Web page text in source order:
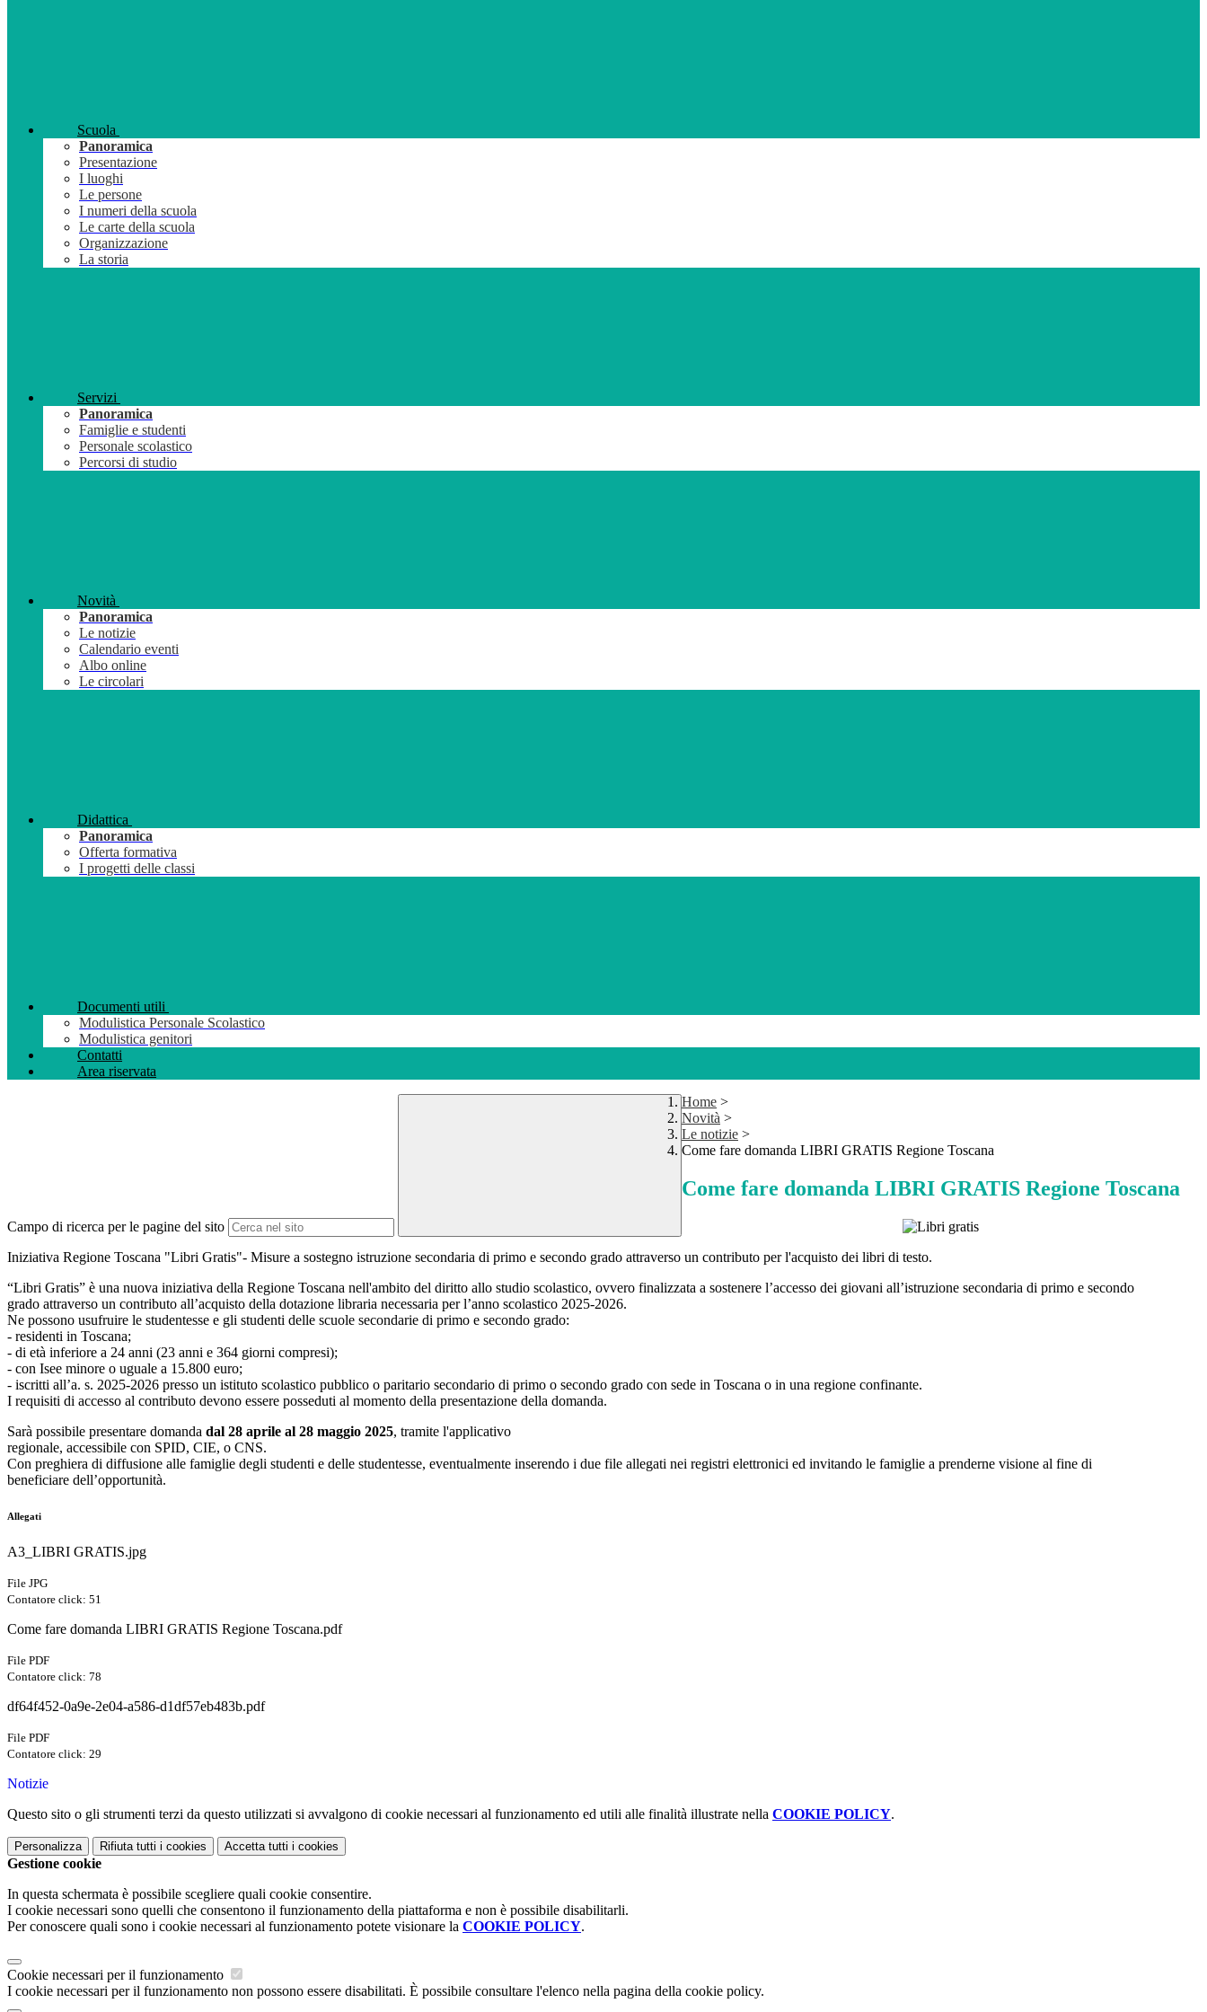
Scuola
Panoramica
Presentazione
I luoghi
Le persone
I numeri della scuola
Le carte della scuola
Organizzazione
La storia
Servizi
Panoramica
Famiglie e studenti
Personale scolastico
Percorsi di studio
Novità
Panoramica
Le notizie
Calendario eventi
Albo online
Le circolari
Didattica
Panoramica
Offerta formativa
I progetti delle classi
Documenti utili
Modulistica Personale Scolastico
Modulistica genitori
Contatti
Area riservata
Campo di ricerca per le pagine del sito
Home >
Novità >
Le notizie >
Come fare domanda LIBRI GRATIS Regione Toscana
Come fare domanda LIBRI GRATIS Regione Toscana
Iniziativa Regione Toscana "Libri Gratis"- Misure a sostegno istruzione secondaria di primo e secondo grado attraverso un contributo per l'acquisto dei libri di testo.
“Libri Gratis” è una nuova iniziativa della Regione Toscana nell'ambito del diritto allo studio scolastico, ovvero finalizzata a sostenere l’accesso dei giovani all’istruzione secondaria di primo e secondo
grado attraverso un contributo all’acquisto della dotazione libraria necessaria per l’anno scolastico 2025-2026.
Ne possono usufruire le studentesse e gli studenti delle scuole secondarie di primo e secondo grado:
- residenti in Toscana;
- di età inferiore a 24 anni (23 anni e 364 giorni compresi);
- con Isee minore o uguale a 15.800 euro;
- iscritti all’a. s. 2025-2026 presso un istituto scolastico pubblico o paritario secondario di primo o secondo grado con sede in Toscana o in una regione confinante.
I requisiti di accesso al contributo devono essere posseduti al momento della presentazione della domanda.
Sarà possibile presentare domanda dal 28 aprile al 28 maggio 2025, tramite l'applicativo
regionale, accessibile con SPID, CIE, o CNS.
Con preghiera di diffusione alle famiglie degli studenti e delle studentesse, eventualmente inserendo i due file allegati nei registri elettronici ed invitando le famiglie a prenderne visione al fine di
beneficiare dell’opportunità.
Allegati
A3_LIBRI GRATIS.jpg
File JPG
Contatore click: 51
Come fare domanda LIBRI GRATIS Regione Toscana.pdf
File PDF
Contatore click: 78
df64f452-0a9e-2e04-a586-d1df57eb483b.pdf
File PDF
Contatore click: 29
Notizie
Questo sito o gli strumenti terzi da questo utilizzati si avvalgono di cookie necessari al funzionamento ed utili alle finalità illustrate nella COOKIE POLICY.
Personalizza Rifiuta tutti i cookies Accetta tutti i cookies
Gestione cookie
In questa schermata è possibile scegliere quali cookie consentire.
I cookie necessari sono quelli che consentono il funzionamento della piattaforma e non è possibile disabilitarli.
Per conoscere quali sono i cookie necessari al funzionamento potete visionare la COOKIE POLICY.
Cookie necessari per il funzionamento
I cookie necessari per il funzionamento non possono essere disabilitati. È possibile consultare l'elenco nella pagina della cookie policy.